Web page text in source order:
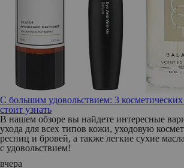
С большим удовольствием: 3
стоит узнать
В нашем обзоре вы найдете интересные
ухода для всех типов кожи, уходовую
ресниц и бровей, а также легкие сухие
с удовольствием!
вчера